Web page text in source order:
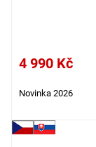
4 990 Kč
Novinka 2026